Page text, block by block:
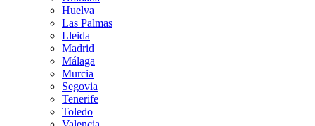
Huelva
Las Palmas
Lleida
Madrid
Málaga
Murcia
Segovia
Tenerife
Toledo